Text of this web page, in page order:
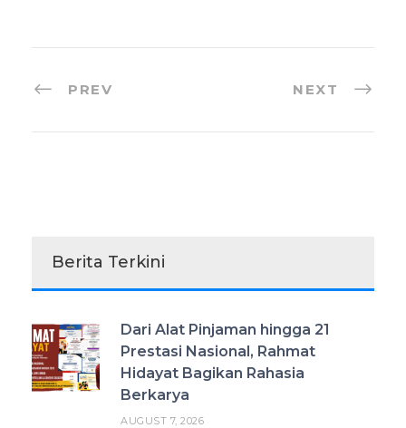
PREV NEXT
Berita Terkini
Dari Alat Pinjaman hingga 21
Prestasi Nasional, Rahmat
Hidayat Bagikan Rahasia
Berkarya
AUGUST 7, 2026